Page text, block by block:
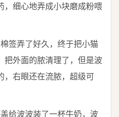
，细心地弄成小块磨成粉喂
签弄了好久，终于把小猫
把外面的脓清理了，但是波
，右眼还在流脓，超级可
给波波装了一杯牛奶，波